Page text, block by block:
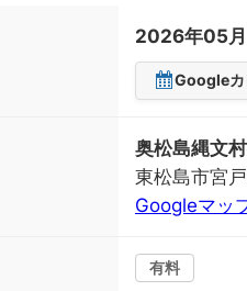
2026年05
Googleカ
奥松島縄文
東松島市宮
Googleマッ
有料